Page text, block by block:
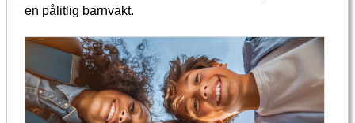
en pålitlig barnvakt.